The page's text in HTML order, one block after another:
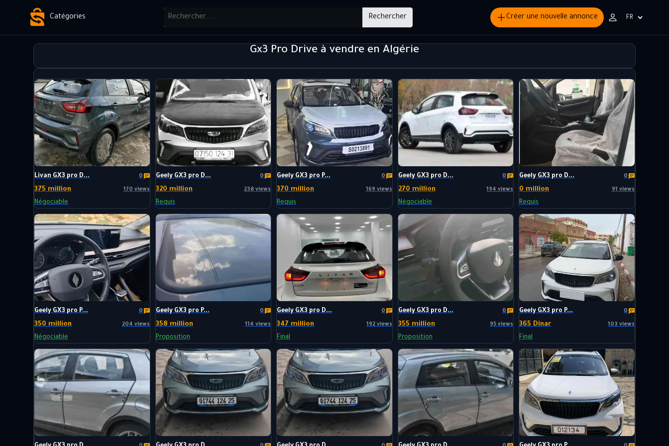
Catégories Rechercher Créer une nouvelle annonce
Choisir
la
langue
Gx3 Pro Drive à vendre en Algérie
Livan GX3 pro D... 0
375 million 170 views
Négociable
Geely GX3 pro D... 0
320 million 238 views
Requis
Geely GX3 pro P... 0
370 million 169 views
Requis
Geely GX3 pro D... 0
270 million 194 views
Négociable
Geely GX3 pro D... 0
0 million 91 views
Requis
Geely GX3 pro P... 0
350 million 204 views
Négociable
Geely GX3 pro P... 0
358 million 114 views
Proposition
Geely GX3 pro D... 0
347 million 192 views
Final
Geely GX3 pro D... 0
355 million 95 views
Proposition
Geely GX3 pro P... 0
365 Dinar 103 views
Final